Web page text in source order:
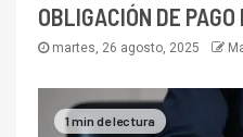
OBLIGACIÓN DE
martes, 26 agosto, 2025
1 min de lectura